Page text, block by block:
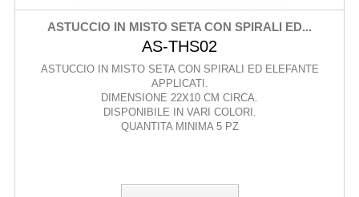
ASTUCCIO IN MISTO SETA CON SPIRALI ED...
AS-THS02
ASTUCCIO IN MISTO SETA CON SPIRALI ED ELEFANTE
APPLICATI.
DIMENSIONE 22X10 CM CIRCA.
DISPONIBILE IN VARI COLORI.
QUANTITA MINIMA 5 PZ